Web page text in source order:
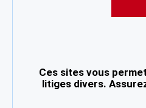
Ces sites vous
litiges divers.